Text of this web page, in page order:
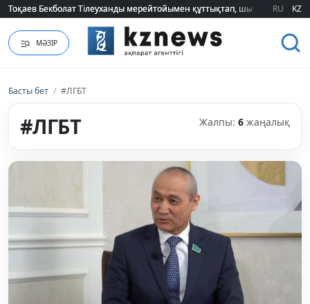
Тоқаев Бекболат Тілеуханды мерейтойымен құттықтап, шығармашылық
Тоқаев Бекболат Тілеуханды мерейтойымен құттықтап, шығармашылық
RU KZ
МӘЗІР
Басты бет / #ЛГБТ
#ЛГБТ Жалпы: 6 жаңалық